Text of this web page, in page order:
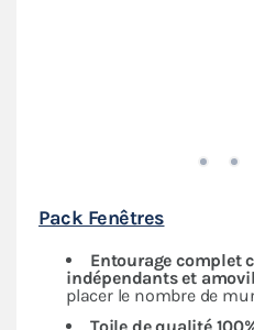
Pack Fenêtres
Entourage complet
indépendantset
placer le nombre de
Toile de qualité